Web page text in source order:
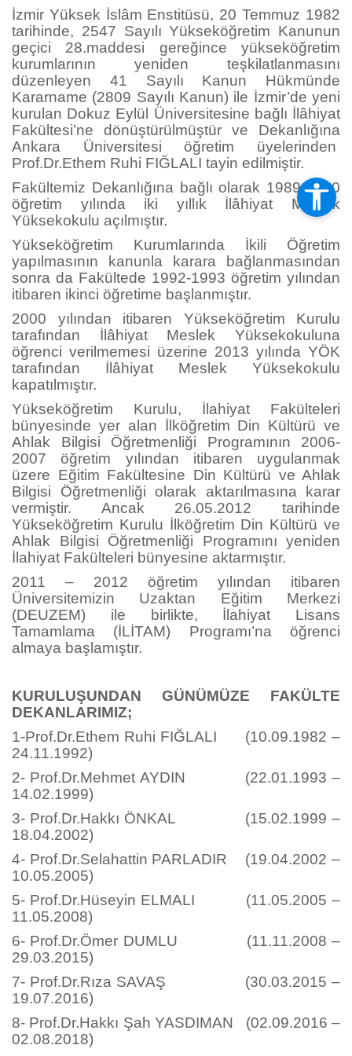
İzmir Yüksek İslâm Enstitüsü, 20 Temmuz 1982
tarihinde, 2547 Sayılı Yükseköğretim Kanunun
geçici 28.maddesi gereğince yükseköğretim
kurumlarının yeniden teşkilatlanmasını
düzenleyen 41 Sayılı Kanun Hükmünde
Kararname (2809 Sayılı Kanun) ile İzmir’de yeni
kurulan Dokuz Eylül Üniversitesine bağlı İlâhiyat
Fakültesi’ne dönüştürülmüştür ve Dekanlığına
Ankara Üniversitesi öğretim üyelerinden
Prof.Dr.Ethem Ruhi FIĞLALI tayin edilmiştir.
Fakültemiz Dekanlığına bağlı olarak 1989-1990
öğretim yılında iki yıllık İlâhiyat Meslek
Yüksekokulu açılmıştır.
Yükseköğretim Kurumlarında İkili Öğretim
yapılmasının kanunla karara bağlanmasından
sonra da Fakültede 1992-1993 öğretim yılından
itibaren ikinci öğretime başlanmıştır.
2000 yılından itibaren Yükseköğretim Kurulu
tarafından İlâhiyat Meslek Yüksekokuluna
öğrenci verilmemesi üzerine 2013 yılında YÖK
tarafından İlâhiyat Meslek Yüksekokulu
kapatılmıştır.
Yükseköğretim Kurulu, İlahiyat Fakülteleri
bünyesinde yer alan İlköğretim Din Kültürü ve
Ahlak Bilgisi Öğretmenliği Programının 2006-
2007 öğretim yılından itibaren uygulanmak
üzere Eğitim Fakültesine Din Kültürü ve Ahlak
Bilgisi Öğretmenliği olarak aktarılmasına karar
vermiştir. Ancak 26.05.2012 tarihinde
Yükseköğretim Kurulu İlköğretim Din Kültürü ve
Ahlak Bilgisi Öğretmenliği Programını yeniden
İlahiyat Fakülteleri bünyesine aktarmıştır.
2011 – 2012 öğretim yılından itibaren
Üniversitemizin Uzaktan Eğitim Merkezi
(DEUZEM) ile birlikte, İlahiyat Lisans
Tamamlama (İLİTAM) Programı’na öğrenci
almaya başlamıştır.
KURULUŞUNDAN GÜNÜMÜZE FAKÜLTE
DEKANLARIMIZ;
1-Prof.Dr.Ethem Ruhi FIĞLALI (10.09.1982 –
24.11.1992)
2- Prof.Dr.Mehmet AYDIN (22.01.1993 –
14.02.1999)
3- Prof.Dr.Hakkı ÖNKAL (15.02.1999 –
18.04.2002)
4- Prof.Dr.Selahattin PARLADIR (19.04.2002 –
10.05.2005)
5- Prof.Dr.Hüseyin ELMALI (11.05.2005 –
11.05.2008)
6- Prof.Dr.Ömer DUMLU (11.11.2008 –
29.03.2015)
7- Prof.Dr.Rıza SAVAŞ (30.03.2015 –
19.07.2016)
8- Prof.Dr.Hakkı Şah YASDIMAN (02.09.2016 –
02.08.2018)